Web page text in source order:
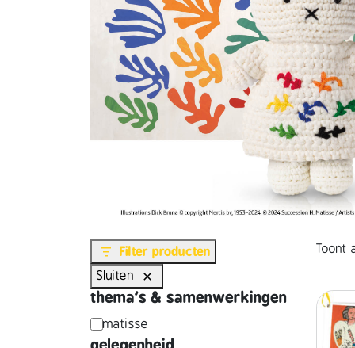
Filter producten
Sluiten
thema's & samenwerkingen
t matisse
Toont